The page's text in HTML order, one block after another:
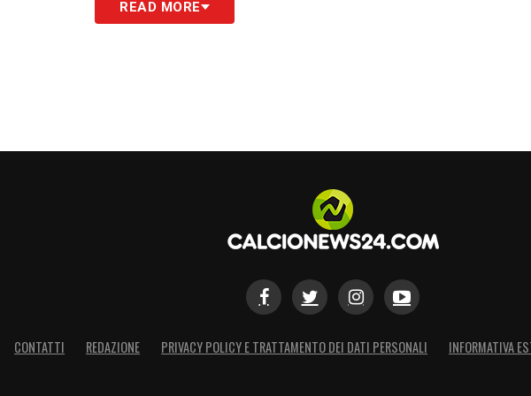
READ MORE
CONTATTI REDAZIONE PRIVACY POLICY E TRATTAMENTO DEI DATI PERSONALI INFORMATIVA